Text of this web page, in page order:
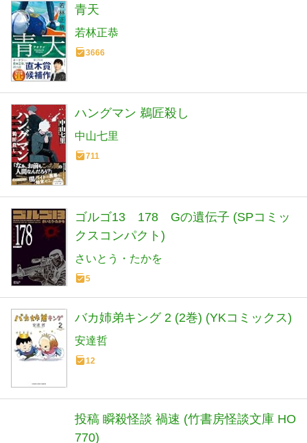
青天
若林正恭
3666
ハングマン 鵜匠殺し
中山七里
711
ゴルゴ13 178 Gの遺伝子 (SPコミッ
クスコンパクト)
さいとう・たかを
5
バカ姉弟キング 2 (2巻) (YKコミックス)
安達哲
12
投稿 瞬殺怪談 禍速 (竹書房怪談文庫 HO
770)